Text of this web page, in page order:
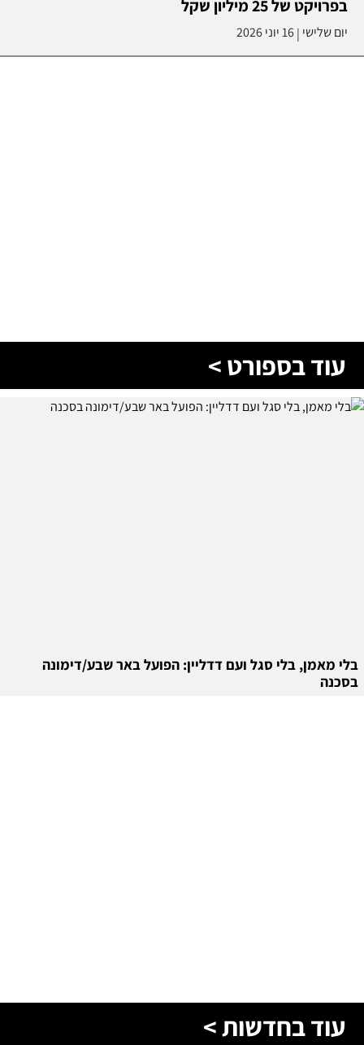
בפרויקט של 25 מיליון שקל
יום שלישי |16 יוני 2026
עוד בספורט >
בלי מאמן, בלי סגל ועם דדליין: הפועל באר שבע/דימונה
בסכנה
עוד בחדשות >